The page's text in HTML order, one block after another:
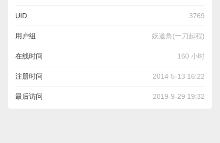
UID 3769
用户组 妖道角(一刀起程)
在线时间 160 小时
注册时间 2014-5-13 16:22
最后访问 2019-9-29 19:32